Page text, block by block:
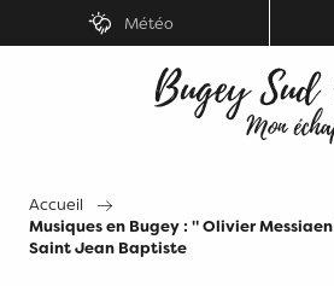
au
Météo
Accueil
Musiques en Bugey : " Olivier
Saint Jean Baptiste